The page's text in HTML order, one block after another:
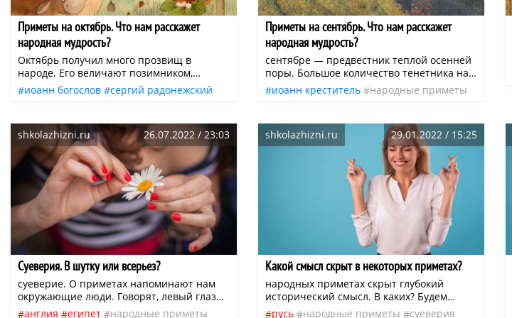
Приметы на октябрь. Что нам расскажет
народная мудрость?
Октябрь получил много прозвищ в
народе. Его величают позимником,
грязником, свадебником. Если в этом
месяце грянет гром, то зима будет
иоанн богослов
сергий радонежский
народные приметы
поверья октябрь
Приметы на сентябрь. Что нам расскажет
народная мудрость?
сентябре — предвестник теплой осенней
поры. Большое количество тенетника на
бабье лето сулит ясные осенние дни и
студеную зиму.Наши пращуры знали, что
сентябре, значит, погода будет теплой.
Народная мудрость говорит, что большое
количество желудей в этом месяце
предвещает лютую зиму и много снега
накануне Рождества.
иоанн креститель
народные приметы
народная мудрость
shkolazhizni.ru 26.07.2022 / 23:03
Суеверия. В шутку или всерьез?
суеверие. О приметах напоминают нам
окружающие люди. Говорят, левый глаз
чешется — плакать.
англия египет
народные приметы
shkolazhizni.ru 29.01.2022 / 15:25
Какой смысл скрыт в некоторых приметах?
народных приметах скрыт глубокий
исторический смысл. В каких? Будем
разбираться вместе. Об этом каждый
русь народные приметы
суеверия